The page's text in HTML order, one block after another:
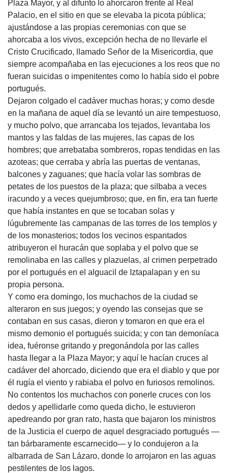
Plaza Mayor, y al difunto lo ahorcaron frente al Real
Palacio, en el sitio en que se elevaba la picota pública;
ajustándose a las propias ceremonias con que se
ahorcaba a los vivos, excepción hecha de no llevarle el
Cristo Crucificado, llamado Señor de la Misericordia, que
siempre acompañaba en las ejecuciones a los reos que no
fueran suicidas o impenitentes como lo había sido el pobre
portugués.
Dejaron colgado el cadáver muchas horas; y como desde
en la mañana de aquel día se levantó un aire tempestuoso,
y mucho polvo, que arrancaba los tejados, levantaba los
mantos y las faldas de las mujeres, las capas de los
hombres; que arrebataba sombreros, ropas tendidas en las
azoteas; que cerraba y abría las puertas de ventanas,
balcones y zaguanes; que hacía volar las sombras de
petates de los puestos de la plaza; que silbaba a veces
iracundo y a veces quejumbroso; que, en fin, era tan fuerte
que había instantes en que se tocaban solas y
lúgubremente las campanas de las torres de los templos y
de los monasterios; todos los vecinos espantados
atribuyeron el huracán que soplaba y el polvo que se
remolinaba en las calles y plazuelas, al crimen perpetrado
por el portugués en el alguacil de Iztapalapan y en su
propia persona.
Y como era domingo, los muchachos de la ciudad se
alteraron en sus juegos; y oyendo las consejas que se
contaban en sus casas, dieron y tomaron en que era el
mismo demonio el portugués suicida; y con tan demoníaca
idea, fuéronse gritando y pregonándola por las calles
hasta llegar a la Plaza Mayor; y aquí le hacían cruces al
cadáver del ahorcado, diciendo que era el diablo y que por
él rugía el viento y rabiaba el polvo en furiosos remolinos.
No contentos los muchachos con ponerle cruces con los
dedos y apellidarle como queda dicho, le estuvieron
apedreando por gran rato, hasta que bajaron los ministros
de la Justicia el cuerpo de aquel desgraciado portugués —
tan bárbaramente escarnecido— y lo condujeron a la
albarrada de San Lázaro, donde lo arrojaron en las aguas
pestilentes de los lagos.